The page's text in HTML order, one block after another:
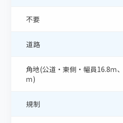
不要
道路
角地(公道・東側・幅員16.8ｍ
ｍ)
規制